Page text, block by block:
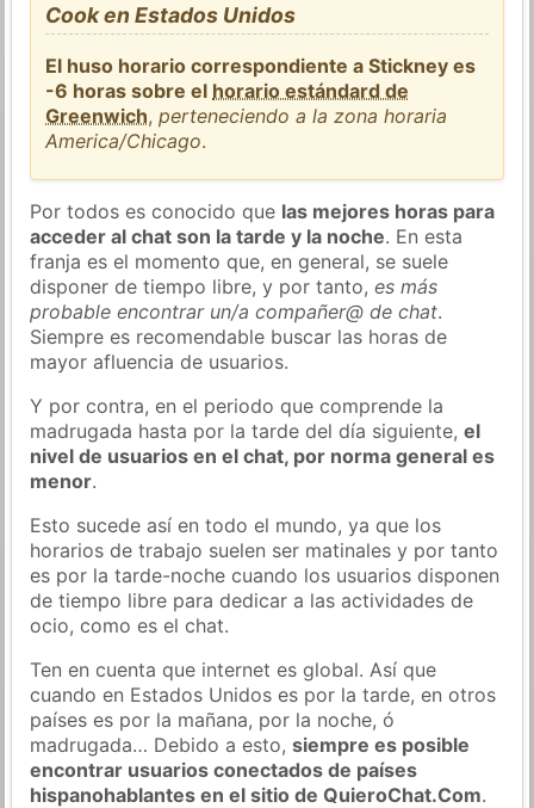
Cook en Estados Unidos
El huso horario correspondiente a Stickney es
-6 horas sobre el horario estándard de
Greenwich,perteneciendo a la zona horaria
America/Chicago.
Por todos es conocido que las mejores horas para
acceder al chat son la tarde y la noche. En esta
franja es el momento que, en general, se suele
disponer de tiempo libre, y por tanto,es más
probable encontrar un/a compañer@ de chat.
Siempre es recomendable buscar las horas de
mayor afluencia de usuarios.
Y por contra, en el periodo que comprende la
madrugada hasta por la tarde del día siguiente,el
nivel de usuarios en el chat, por norma general es
menor.
Esto sucede así en todo el mundo, ya que los
horarios de trabajo suelen ser matinales y por tanto
es por la tarde-noche cuando los usuarios disponen
de tiempo libre para dedicar a las actividades de
ocio, como es el chat.
Ten en cuenta que internet es global. Así que
cuando en Estados Unidos es por la tarde, en otros
países es por la mañana, por la noche, ó
madrugada… Debido a esto,siempre es posible
encontrar usuarios conectados de países
hispanohablantes en el sitio de QuieroChat.Com.